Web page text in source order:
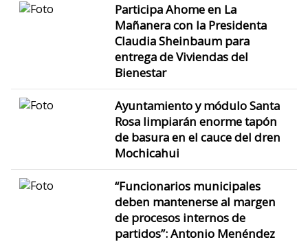
Participa Ahome en La
Mañanera con la Presidenta
Claudia Sheinbaum para
entrega de Viviendas del
Bienestar
Ayuntamiento y módulo Santa
Rosa limpiarán enorme tapón
de basura en el cauce del dren
Mochicahui
“Funcionarios municipales
deben mantenerse al margen
de procesos internos de
partidos”: Antonio Menéndez